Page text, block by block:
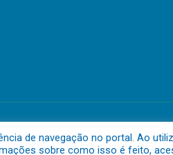
de navegação no portal. Ao
sobre como isso é feito,